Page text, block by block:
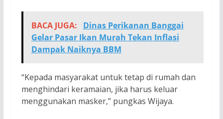
BACA JUGA:
Dinas Perikanan Banggai
Gelar Pasar Ikan Murah Tekan Inflasi
Dampak Naiknya BBM
“Kepada masyarakat untuk tetap di rumah dan
menghindari keramaian, jika harus keluar
menggunakan masker,” pungkas Wijaya.